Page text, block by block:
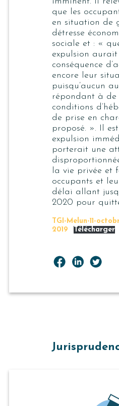
que les
en situation de
détresse
sociale et : «
expulsion
conséquence
encore leur
puisqu’aucun
répondant à de
conditions
de prise en
proposé. ». Il
expulsion
porterait une
la vie privée et
occupants et
délai allant
2020 pour
TGI-Melun-11-
2019
Télécharger